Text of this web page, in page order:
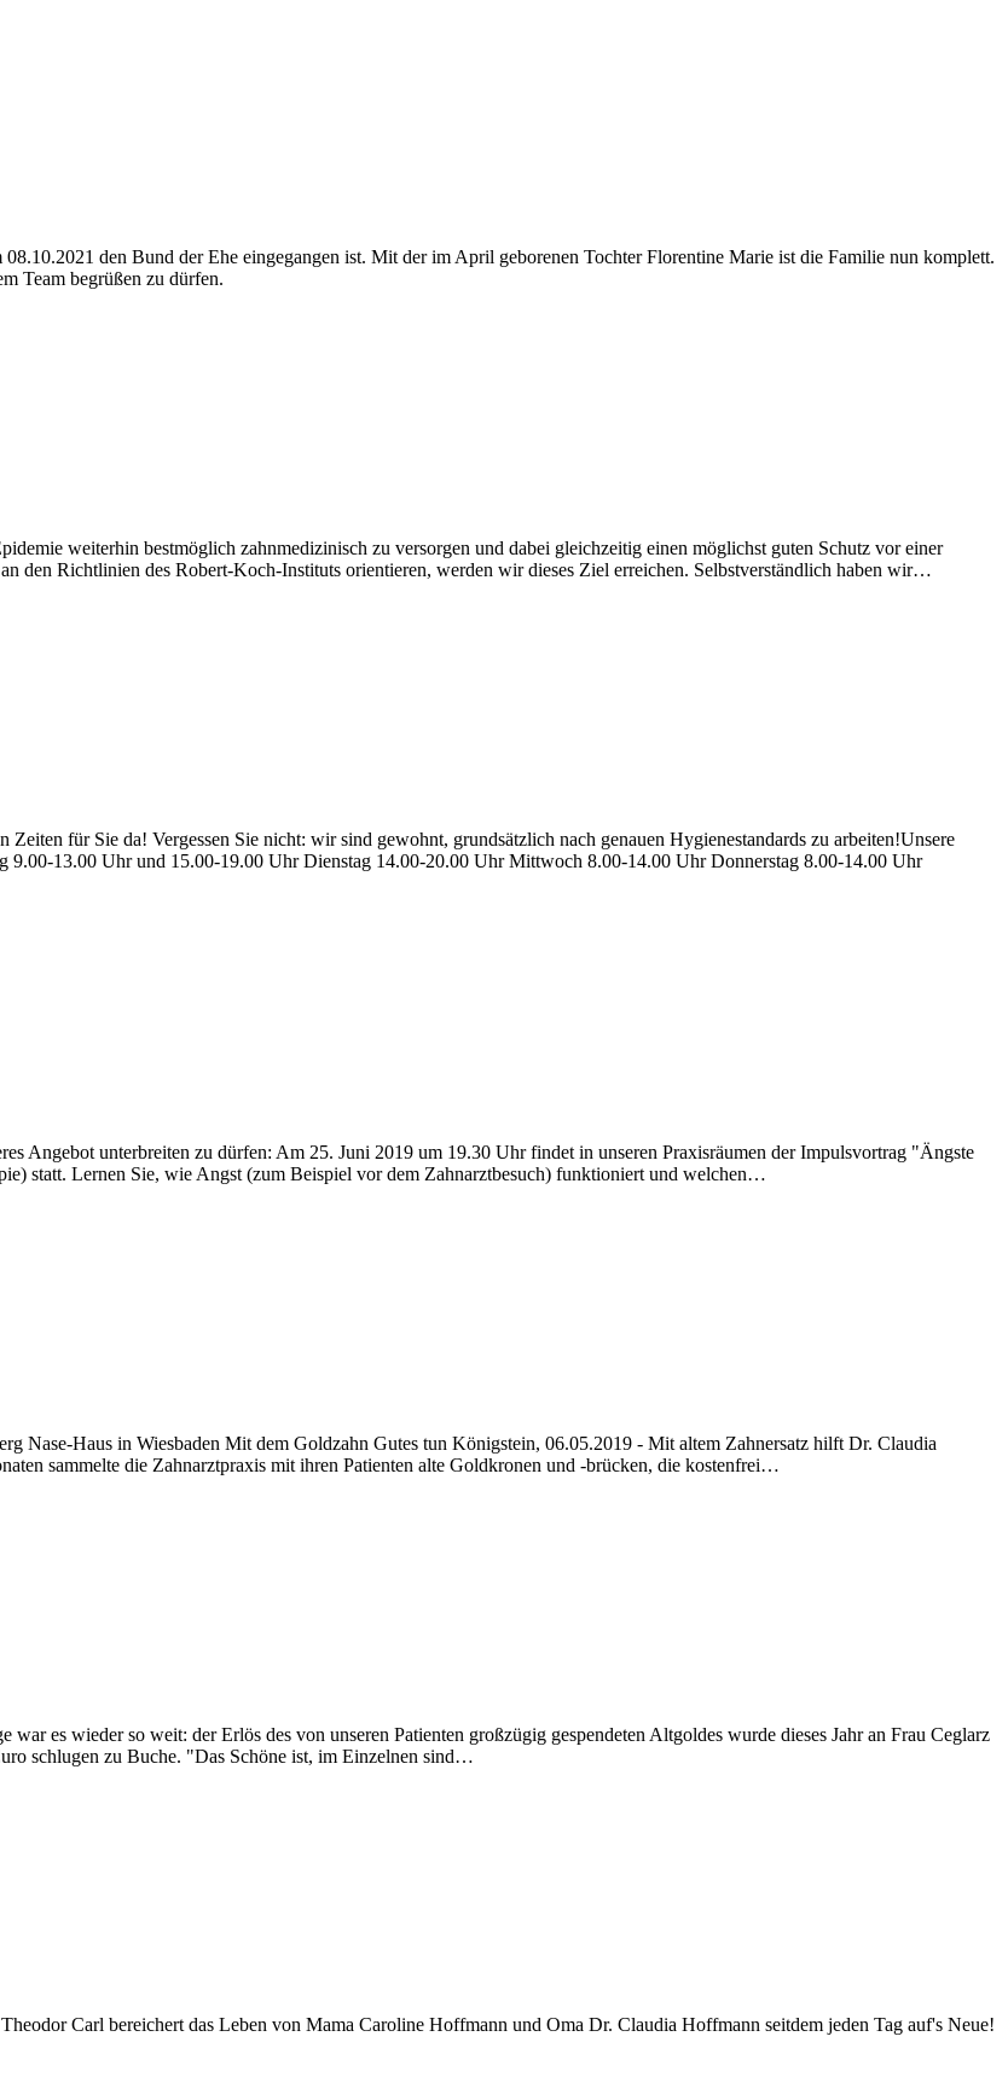
den Bund der Ehe eingegangen ist. Mit der im April geborenen Tochter Florentine Marie ist die Familie nun komplett.
Team begrüßen zu dürfen.
weiterhin bestmöglich zahnmedizinisch zu versorgen und dabei gleichzeitig einen möglichst guten Schutz vor einer
den Richtlinien des Robert-Koch-Instituts orientieren, werden wir dieses Ziel erreichen. Selbstverständlich haben wir…
Zeiten für Sie da! Vergessen Sie nicht: wir sind gewohnt, grundsätzlich nach genauen Hygienestandards zu arbeiten!Unsere
9.00-13.00 Uhr und 15.00-19.00 Uhr Dienstag 14.00-20.00 Uhr Mittwoch 8.00-14.00 Uhr Donnerstag 8.00-14.00 Uhr
Angebot unterbreiten zu dürfen: Am 25. Juni 2019 um 19.30 Uhr findet in unseren Praxisräumen der Impulsvortrag "Ängste
statt. Lernen Sie, wie Angst (zum Beispiel vor dem Zahnarztbesuch) funktioniert und welchen…
Nase-Haus in Wiesbaden Mit dem Goldzahn Gutes tun Königstein, 06.05.2019 - Mit altem Zahnersatz hilft Dr. Claudia
sammelte die Zahnarztpraxis mit ihren Patienten alte Goldkronen und -brücken, die kostenfrei…
es wieder so weit: der Erlös des von unseren Patienten großzügig gespendeten Altgoldes wurde dieses Jahr an Frau Ceglarz
schlugen zu Buche. "Das Schöne ist, im Einzelnen sind…
Carl bereichert das Leben von Mama Caroline Hoffmann und Oma Dr. Claudia Hoffmann seitdem jeden Tag auf's Neue!